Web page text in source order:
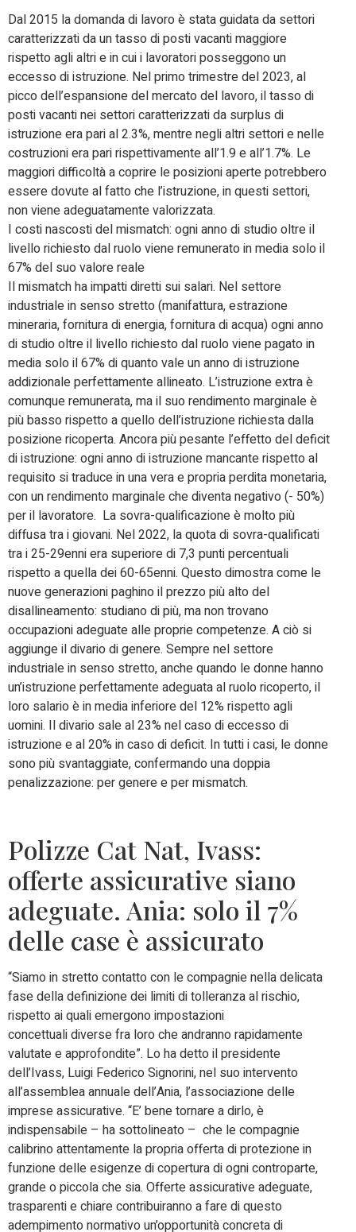
Dal 2015 la domanda di lavoro è stata guidata da settori
caratterizzati da un tasso di posti vacanti maggiore
rispetto agli altri e in cui i lavoratori posseggono un
eccesso di istruzione. Nel primo trimestre del 2023, al
picco dell’espansione del mercato del lavoro, il tasso di
posti vacanti nei settori caratterizzati da surplus di
istruzione era pari al 2.3%, mentre negli altri settori e nelle
costruzioni era pari rispettivamente all’1.9 e all’1.7%. Le
maggiori difficoltà a coprire le posizioni aperte potrebbero
essere dovute al fatto che l’istruzione, in questi settori,
non viene adeguatamente valorizzata.
I costi nascosti del mismatch: ogni anno di studio oltre il
livello richiesto dal ruolo viene remunerato in media solo il
67% del suo valore reale
Il mismatch ha impatti diretti sui salari. Nel settore
industriale in senso stretto (manifattura, estrazione
mineraria, fornitura di energia, fornitura di acqua) ogni anno
di studio oltre il livello richiesto dal ruolo viene pagato in
media solo il 67% di quanto vale un anno di istruzione
addizionale perfettamente allineato. L’istruzione extra è
comunque remunerata, ma il suo rendimento marginale è
più basso rispetto a quello dell’istruzione richiesta dalla
posizione ricoperta. Ancora più pesante l’effetto del deficit
di istruzione: ogni anno di istruzione mancante rispetto al
requisito si traduce in una vera e propria perdita monetaria,
con un rendimento marginale che diventa negativo (- 50%)
per il lavoratore. La sovra-qualificazione è molto più
diffusa tra i giovani. Nel 2022, la quota di sovra-qualificati
tra i 25-29enni era superiore di 7,3 punti percentuali
rispetto a quella dei 60-65enni. Questo dimostra come le
nuove generazioni paghino il prezzo più alto del
disallineamento: studiano di più, ma non trovano
occupazioni adeguate alle proprie competenze. A ciò si
aggiunge il divario di genere. Sempre nel settore
industriale in senso stretto, anche quando le donne hanno
un’istruzione perfettamente adeguata al ruolo ricoperto, il
loro salario è in media inferiore del 12% rispetto agli
uomini. Il divario sale al 23% nel caso di eccesso di
istruzione e al 20% in caso di deficit. In tutti i casi, le donne
sono più svantaggiate, confermando una doppia
penalizzazione: per genere e per mismatch.
Polizze Cat Nat, Ivass:
offerte assicurative siano
adeguate. Ania: solo il 7%
delle case è assicurato
“Siamo in stretto contatto con le compagnie nella delicata
fase della definizione dei limiti di tolleranza al rischio,
rispetto ai quali emergono impostazioni
concettuali diverse fra loro che andranno rapidamente
valutate e approfondite”. Lo ha detto il presidente
dell’Ivass, Luigi Federico Signorini, nel suo intervento
all’assemblea annuale dell’Ania, l’associazione delle
imprese assicurative. “E’ bene tornare a dirlo, è
indispensabile – ha sottolineato – che le compagnie
calibrino attentamente la propria offerta di protezione in
funzione delle esigenze di copertura di ogni controparte,
grande o piccola che sia. Offerte assicurative adeguate,
trasparenti e chiare contribuiranno a fare di questo
adempimento normativo un’opportunità concreta di